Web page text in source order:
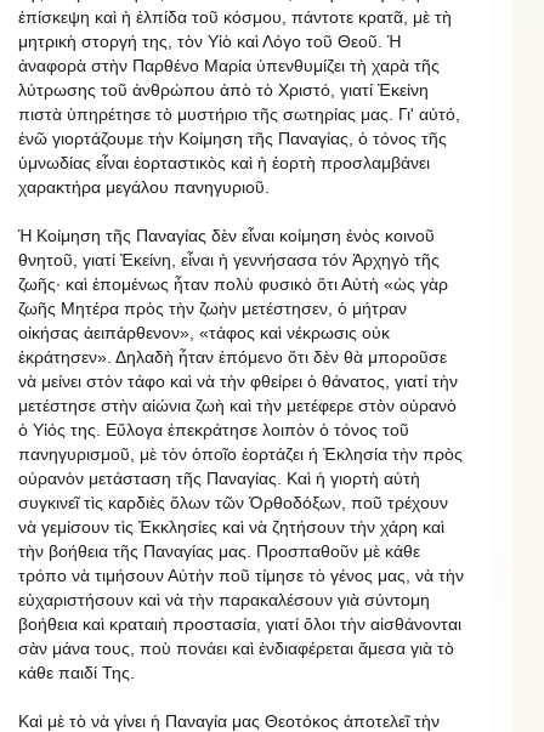
ἐπίσκεψη καὶ ἡ ἐλπίδα τοῦ κόσμου, πάντοτε κρατᾶ, μὲ τὴ
μητρικὴ στοργή της, τὸν Υἱὸ καὶ Λόγο τοῦ Θεοῦ. Ἡ
ἀναφορὰ στὴν Παρθένο Μαρία ὑπενθυμίζει τὴ χαρὰ τῆς
λύτρωσης τοῦ ἀνθρώπου ἀπὸ τὸ Χριστό, γιατί Ἐκείνη
πιστὰ ὑπηρέτησε τὸ μυστήριο τῆς σωτηρίας μας. Γι' αὐτό,
ἐνῶ γιορτάζουμε τὴν Κοίμηση τῆς Παναγίας, ὁ τόνος τῆς
ὑμνωδίας εἶναι ἑορταστικὸς καὶ ἡ ἑορτὴ προσλαμβάνει
χαρακτήρα μεγάλου πανηγυριοῦ.
Ἡ Κοίμηση τῆς Παναγίας δὲν εἶναι κοίμηση ἑνὸς κοινοῦ
θνητοῦ, γιατί Ἐκείνη, εἶναι ἡ γεννήσασα τόν Ἀρχηγὸ τῆς
ζωῆς· καὶ ἑπομένως ἦταν πολὺ φυσικὸ ὅτι Αὐτὴ «ὡς γὰρ
ζωῆς Μητέρα πρὸς τὴν ζωὴν μετέστησεν, ὁ μήτραν
οἰκήσας ἀειπάρθενον», «τάφος καὶ νέκρωσις οὐκ
ἐκράτησεν». Δηλαδὴ ἦταν ἑπόμενο ὅτι δὲν θὰ μποροῦσε
νὰ μείνει στὸν τάφο καὶ νὰ τὴν φθείρει ὁ θάνατος, γιατί τὴν
μετέστησε στὴν αἰώνια ζωὴ καὶ τὴν μετέφερε στὸν οὐρανὸ
ὁ Υἱός της. Εὔλογα ἐπεκράτησε λοιπὸν ὁ τόνος τοῦ
πανηγυρισμοῦ, μὲ τὸν ὁποῖο ἑορτάζει ἡ Ἐκλησία τὴν πρὸς
οὐρανὸν μετάσταση τῆς Παναγίας. Καὶ ἡ γιορτὴ αὐτὴ
συγκινεῖ τὶς καρδιὲς ὅλων τῶν Ὀρθοδόξων, ποῦ τρέχουν
νὰ γεμίσουν τὶς Ἐκκλησίες καὶ νὰ ζητήσουν τὴν χάρη καὶ
τὴν βοήθεια τῆς Παναγίας μας. Προσπαθοῦν μὲ κάθε
τρόπο νὰ τιμήσουν Αὐτὴν ποῦ τίμησε τὸ γένος μας, νὰ τὴν
εὐχαριστήσουν καὶ νὰ τὴν παρακαλέσουν γιὰ σύντομη
βοήθεια καὶ κραταιὴ προστασία, γιατί ὅλοι τὴν αἰσθάνονται
σὰν μάνα τους, ποὺ πονάει καὶ ἐνδιαφέρεται ἄμεσα γιὰ τὸ
κάθε παιδί Της.
Καὶ μὲ τὸ νὰ γίνει ἡ Παναγία μας Θεοτόκος ἀποτελεῖ τὴν